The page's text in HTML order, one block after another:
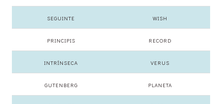
SEGUINTE WISH
PRINCIPIS RECORD
INTRÍNSECA VERUS
GUTENBERG PLANETA